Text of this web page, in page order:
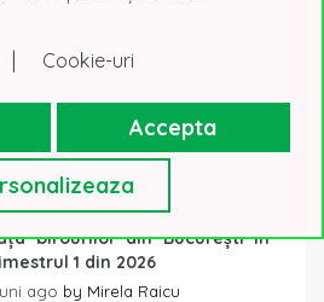
preînchirierile au
pe piața de birouri din
byMirela Raicu
închirierilor de birouri din
Read More
birourilor din București în
1 din 2026
ago by Mirela Raicu
| Cookie-uri
Accepta